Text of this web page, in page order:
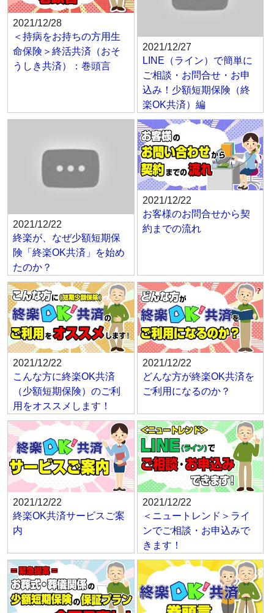
2021/12/28
＜持病をお持ちの方用生
命保険＞終活共済（おそ
うしき共済）：巻頭言
2021/12/27
LINE（ライン）で簡単に
ご相談・お問合せ・お申
込み！少額短期保険（終
楽OK共済）編
2021/12/22
終楽が、なぜ少額短期保
険「終楽OK共済」を始め
たのか？
2021/12/22
お客様のお問合せから契
約までの流れ
2021/12/22
こんな方に終楽OK共済
（少額短期保険）のご利
用をオススメします！
2021/12/22
どんな方が終楽OK共済を
ご利用になるのか？
2021/12/22
終楽OK共済サービスご案
内
2021/12/22
＜ニュートレンド＞ライ
ンでご相談・お申込みで
きます！